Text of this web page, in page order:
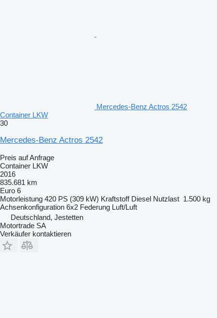
Mercedes-Benz Actros 2542
Container LKW
30
Mercedes-Benz Actros 2542
Preis auf Anfrage
Container LKW
2016
835.681 km
Euro 6
Motorleistung 420 PS (309 kW) Kraftstoff Diesel Nutzlast 1.500 kg
Achsenkonfiguration 6x2 Federung Luft/Luft
Deutschland, Jestetten
Motortrade SA
Verkäufer kontaktieren